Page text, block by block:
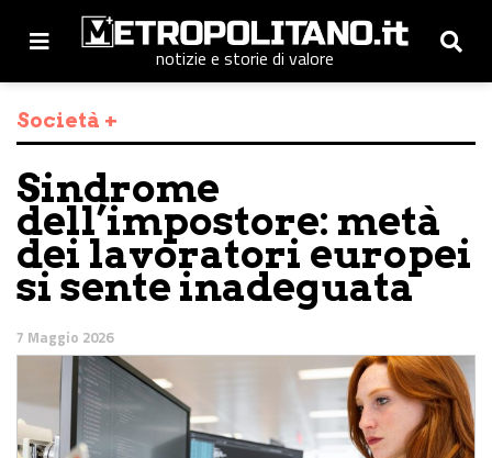
notizie e storie di valore
Società +
Sindrome
dell’impostore: metà
dei lavoratori europei
si sente inadeguata
7 Maggio 2026